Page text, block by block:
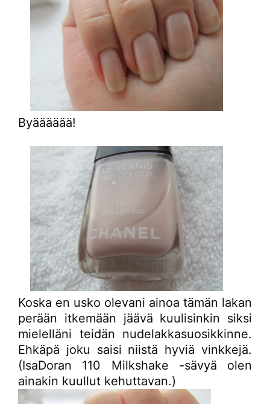
Byääääää!
Koska en usko olevani ainoa tämän lakan
perään itkemään jäävä kuulisinkin siksi
mielelläni teidän nudelakkasuosikkinne.
Ehkäpä joku saisi niistä hyviä vinkkejä.
(IsaDoran 110 Milkshake -sävyä olen
ainakin kuullut kehuttavan.)